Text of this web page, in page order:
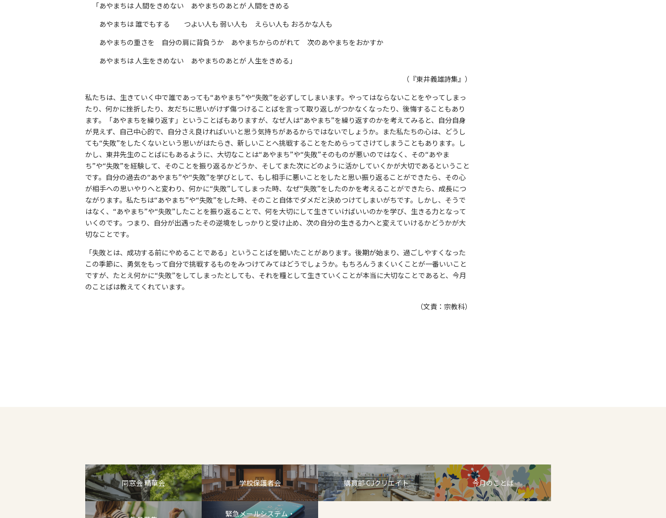
「あやまちは 人間をきめない あやまちのあとが 人間をきめる
あやまちは 誰でもする つよい人も 弱い人も えらい人も おろかな人も
あやまちの重さを 自分の肩に背負うか あやまちからのがれて 次のあやまちをおかすか
あやまちは 人生をきめない あやまちのあとが 人生をきめる」
（『東井義雄詩集』）
私たちは、生きていく中で誰であっても“あやまち”や“失敗”を必ずしてしまいます。やってはならないことをやってしまっ
たり、何かに挫折したり、友だちに思いがけず傷つけることばを言って取り返しがつかなくなったり、後悔することもあり
ます。「あやまちを繰り返す」ということばもありますが、なぜ人は“あやまち”を繰り返すのかを考えてみると、自分自身
が見えず、自己中心的で、自分さえ良ければいいと思う気持ちがあるからではないでしょうか。また私たちの心は、どうし
ても“失敗”をしたくないという思いがはたらき、新しいことへ挑戦することをためらってさけてしまうこともあります。し
かし、東井先生のことばにもあるように、大切なことは“あやまち”や“失敗”そのものが悪いのではなく、その“あやま
ち”や“失敗”を経験して、そのことを振り返るかどうか、そしてまた次にどのように活かしていくかが大切であるということ
です。自分の過去の“あやまち”や“失敗”を学びとして、もし相手に悪いことをしたと思い振り返ることができたら、その心
が相手への思いやりへと変わり、何かに“失敗”してしまった時、なぜ“失敗”をしたのかを考えることができたら、成長につ
ながります。私たちは“あやまち”や“失敗”をした時、そのこと自体でダメだと決めつけてしまいがちです。しかし、そうで
はなく、“あやまち”や“失敗”したことを振り返ることで、何を大切にして生きていけばいいのかを学び、生きる力となって
いくのです。つまり、自分が出遇ったその逆境をしっかりと受け止め、次の自分の生きる力へと変えていけるかどうかが大
切なことです。
「失敗とは、成功する前にやめることである」ということばを聞いたことがあります。後期が始まり、過ごしやすくなった
この季節に、勇気をもって自分で挑戦するものをみつけてみてはどうでしょうか。もちろんうまくいくことが一番いいこと
ですが、たとえ何かに“失敗”をしてしまったとしても、それを糧として生きていくことが本当に大切なことであると、今月
のことばは教えてくれています。
（文責：宗教科）
同窓会 精華会 学校保護者会 購買部 CJクリエイト 今月のことば
緊急メールシステム・